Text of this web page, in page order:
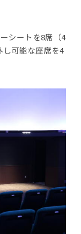
シートを8席（4
し可能な座席を4